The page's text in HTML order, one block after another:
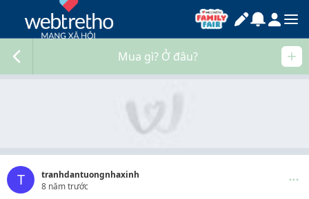
Mua gì? Ở đâu?
T
tranhdantuongnhaxinh
8 năm trước